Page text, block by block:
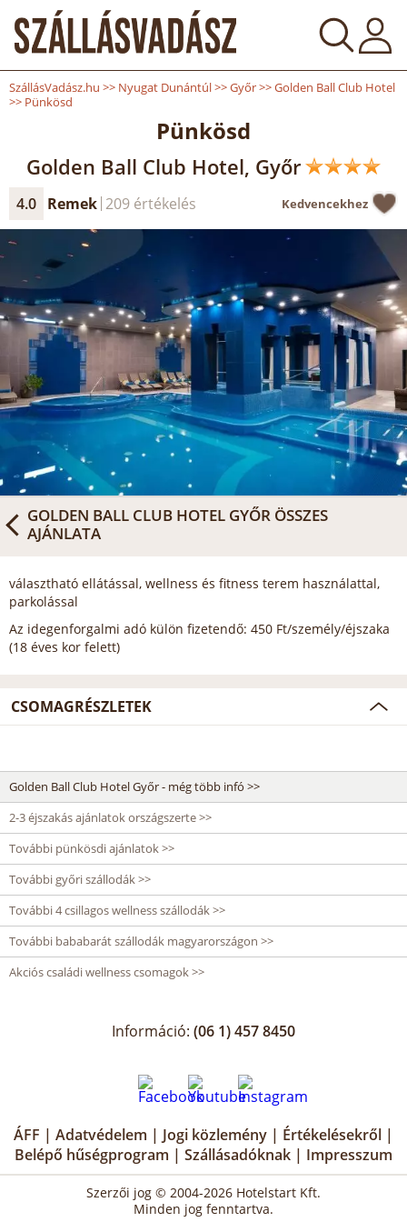
SzállásVadász.hu >> Nyugat Dunántúl>>Győr>>Golden Ball Club Hotel
>> Pünkösd
Pünkösd
Golden Ball Club Hotel, Győr
4.0 Remek 209 értékelés Kedvencekhez
GOLDEN BALL CLUB HOTEL GYŐR ÖSSZES
AJÁNLATA
választható ellátással, wellness és fitness terem használattal,
parkolással
Az idegenforgalmi adó külön fizetendő: 450 Ft/személy/éjszaka
(18 éves kor felett)
CSOMAGRÉSZLETEK
Golden Ball Club Hotel Győr - még több infó >>
2-3 éjszakás ajánlatok országszerte >>
További pünkösdi ajánlatok >>
További győri szállodák >>
További 4 csillagos wellness szállodák >>
További bababarát szállodák magyarországon >>
Akciós családi wellness csomagok >>
Információ: (06 1) 457 8450
ÁFF | Adatvédelem | Jogi közlemény | Értékelésekről |
Belépő hűségprogram | Szállásadóknak | Impresszum
Szerzői jog © 2004-2026 Hotelstart Kft.
Minden jog fenntartva.